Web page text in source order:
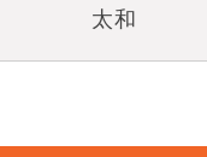
太和